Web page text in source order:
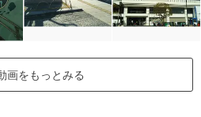
画をもっとみる